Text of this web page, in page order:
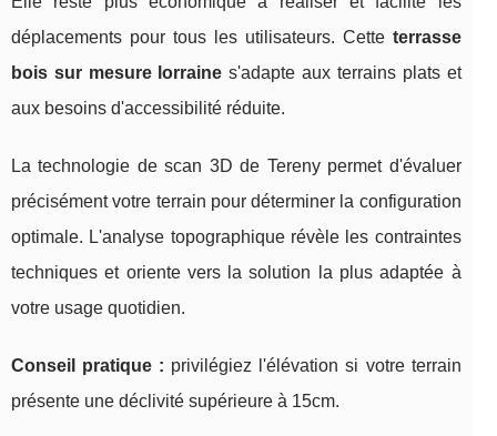
déplacements pour tous les utilisateurs. Cette terrasse
bois sur mesure lorraine s'adapte aux terrains plats et
aux besoins d'accessibilité réduite.
La technologie de scan 3D de Tereny permet d'évaluer
précisément votre terrain pour déterminer la configuration
optimale. L'analyse topographique révèle les contraintes
techniques et oriente vers la solution la plus adaptée à
votre usage quotidien.
Conseil pratique : privilégiez l'élévation si votre terrain
présente une déclivité supérieure à 15cm.